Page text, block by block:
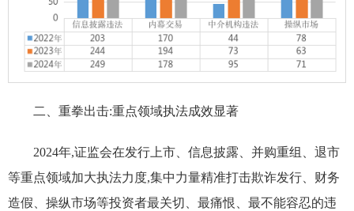
二、重拳出击:重点领域执法成效显著
2024年,证监会在发行上市、信息披露、并购重组、退市
等重点领域加大执法力度,集中力量精准打击欺诈发行、财务
造假、操纵市场等投资者最关切、最痛恨、最不能容忍的违